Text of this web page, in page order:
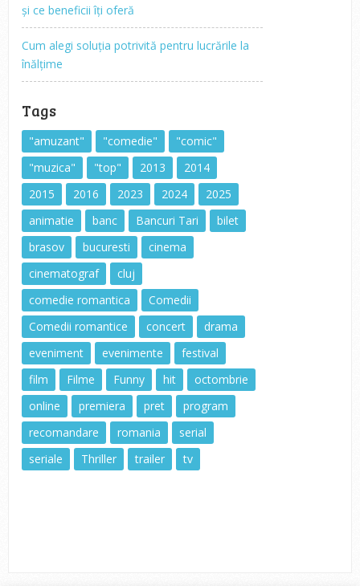
și ce beneficii îți oferă
Cum alegi soluția potrivită pentru lucrările la
înălțime
Tags
"amuzant" "comedie"
"comic"
"muzica"
"top" 2013
2014
2015
2016 2023 2024
2025
animatie
banc Bancuri Tari
bilet
brasov
bucuresti
cinema
cinematograf
cluj
comedie romantica
Comedii
Comedii romantice
concert
drama
eveniment
evenimente
festival
film
Filme Funny hit
octombrie
online
premiera pret
program
recomandare
romania
serial
seriale
Thriller trailer tv